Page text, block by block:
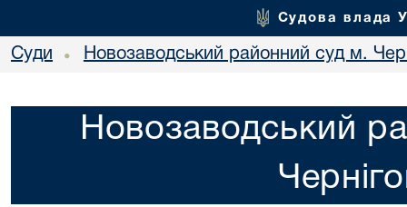
Судова влада
Суди • Новозаводський районний суд м.
Новозаводський